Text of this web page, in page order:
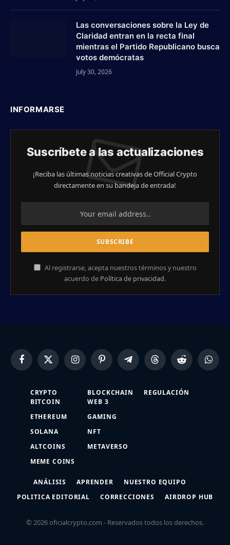
Las conversaciones sobre la Ley de
Claridad entran en la recta final
mientras el Partido Republicano busca
votos demócratas
July 30, 2026
INFORMARSE
Suscríbete a las actualizaciones
¡Reciba las últimas noticias creativas de Official Crypto
directamente en su bandeja de entrada!
Al registrarse, acepta nuestros términos y nuestro
acuerdo de Política de privacidad.
FacebookX
(Twitter)
InstagramPinterestTelegramThreads Reddit
CRYPTO
BITCOIN
ETHEREUM
SOLANA
ALTCOINS
MEME COINS
BLOCKCHAIN
WEB 3
GAMING
NFT
METAVERSO
REGULACIÓN
ANÁLISIS APRENDER
NUESTRO EQUIPO
POLITICA EDITORIAL
CORRECCIONES AIRDROP HUB
© 2026 oficialcrypto.com - Reservados todos los derechos.